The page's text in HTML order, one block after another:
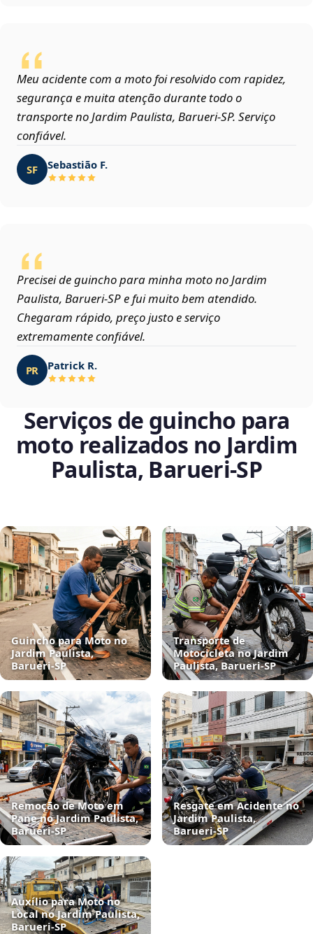
Meu acidente com a moto foi resolvido com rapidez,
segurança e muita atenção durante todo o
transporte no Jardim Paulista, Barueri‑SP. Serviço
confiável.
SF Sebastião F.
Precisei de guincho para minha moto no Jardim
Paulista, Barueri‑SP e fui muito bem atendido.
Chegaram rápido, preço justo e serviço
extremamente confiável.
PR Patrick R.
Serviços de guincho para
moto realizados no Jardim
Paulista, Barueri‑SP
Guincho para Moto no
Jardim Paulista,
Barueri‑SP
Transporte de
Motocicleta no Jardim
Paulista, Barueri‑SP
Remoção de Moto em
Pane no Jardim Paulista,
Barueri‑SP
Resgate em Acidente no
Jardim Paulista,
Barueri‑SP
Auxílio para Moto no
Local no Jardim Paulista,
Barueri‑SP